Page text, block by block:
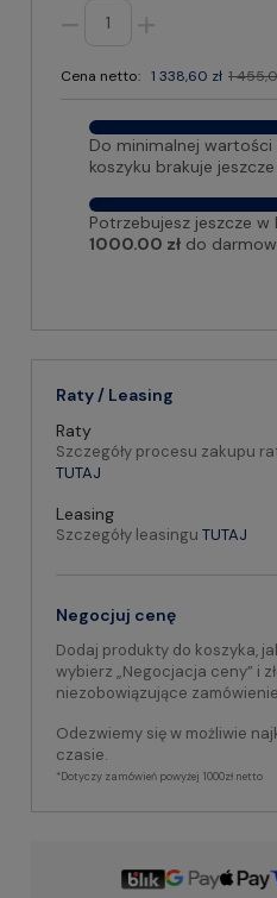
Cena netto: 1 338,60 zł 1
Do minimalnej
koszyku brakuje jeszcze
Potrzebujesz jeszcze w
1000.00 zł do
Raty / Leasing
Raty
Szczegóły procesu zakupu
TUTAJ
Leasing
Szczegóły leasingu TUTAJ
Negocjuj cenę
Dodaj produkty do koszyka,
wybierz „Negocjacja ceny” i
niezobowiązujące
Odezwiemy się w możliwie
czasie.
*Dotyczy zamówień powyżej 1000zł netto